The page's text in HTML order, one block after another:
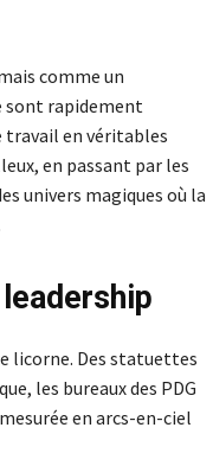
comme un
sont rapidement
travail en véritables
en passant par les
univers magiques où la
licorne. Des statuettes
les bureaux des PDG
en arcs-en-ciel